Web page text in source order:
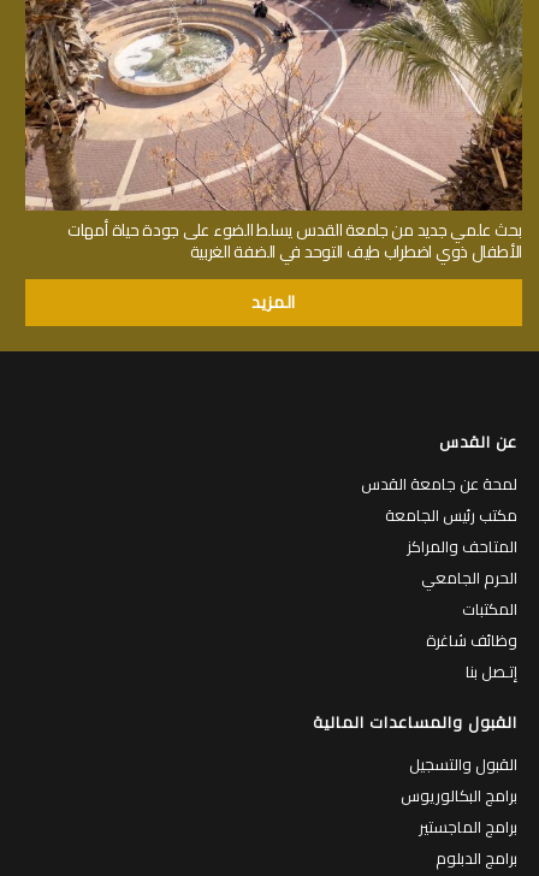
بحث علمي جديد من جامعة القدس يسلط الضوء على جودة حياة أمهات
الأطفال ذوي اضطراب طيف التوحد في الضفة الغربية
المزيد
عن القدس
لمحة عن جامعة القدس
مكتب رئيس الجامعة
المتاحف والمراكز
الحرم الجامعي
المكتبات
وظائف شاغرة
إتـصل بنا
القبول والمساعدات المالية
القبول والتسجيل
برامج البكالوريوس
برامج الماجستير
برامج الدبلوم